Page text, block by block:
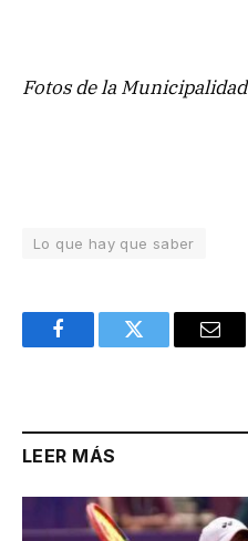
Fotos de la
Lo que hay que saber
FacebookTwitter
LEER MÁS